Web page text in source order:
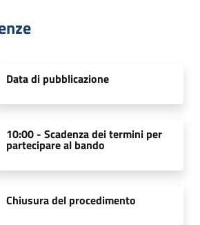
Data di pubblicazione
10:00 - Scadenza dei termini per
partecipare al bando
Chiusura del procedimento